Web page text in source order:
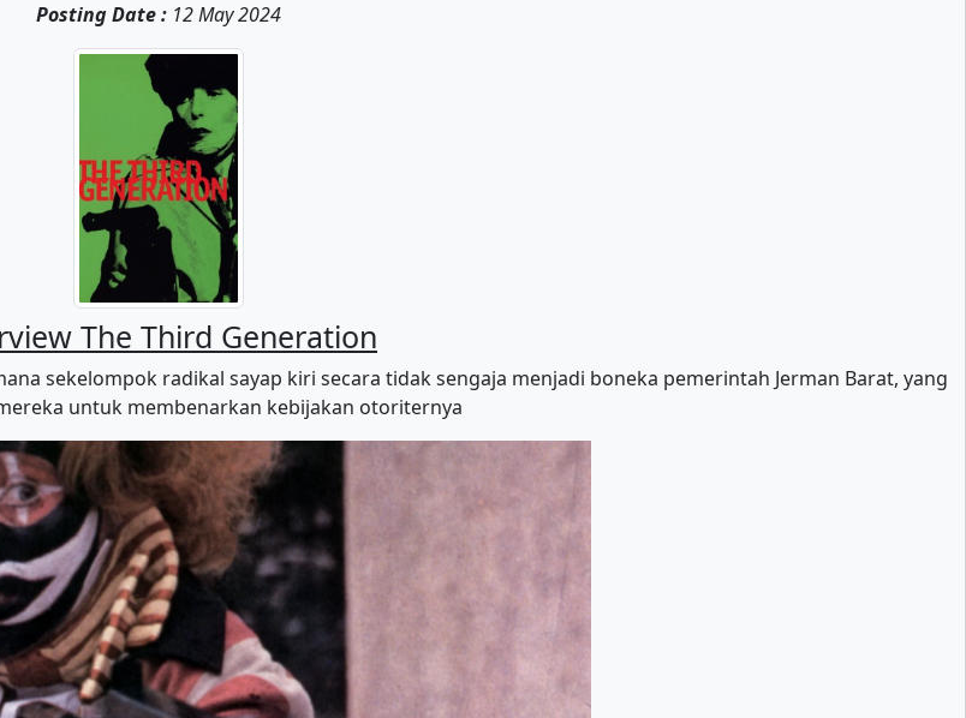
Posting Date : 12 May 2024
The Third Generation
sekelompok radikal sayap kiri secara tidak sengaja menjadi boneka pemerintah Jerman Barat, yang
untuk membenarkan kebijakan otoriternya